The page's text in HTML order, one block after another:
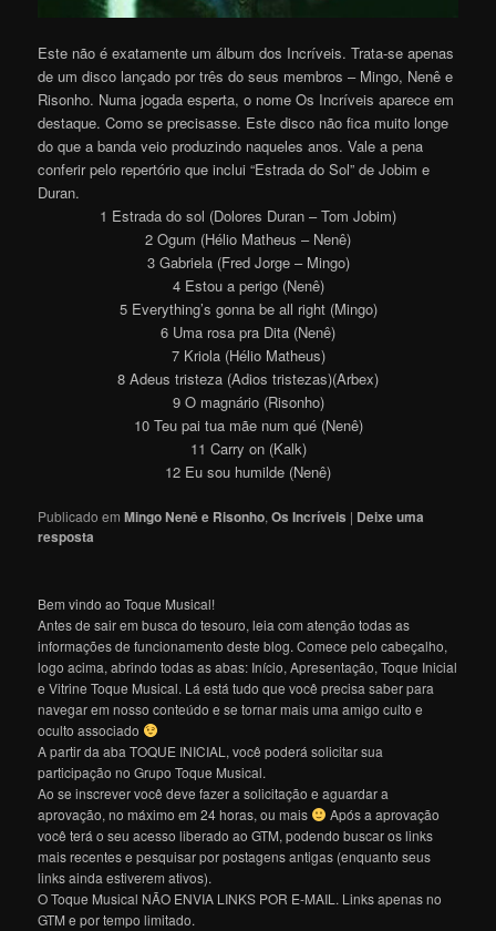
Este não é exatamente um álbum dos Incríveis. Trata-se apenas
de um disco lançado por três do seus membros – Mingo, Nenê e
Risonho. Numa jogada esperta, o nome Os Incríveis aparece em
destaque. Como se precisasse. Este disco não fica muito longe
do que a banda veio produzindo naqueles anos. Vale a pena
conferir pelo repertório que inclui “Estrada do Sol” de Jobim e
Duran.
1 Estrada do sol (Dolores Duran – Tom Jobim)
2 Ogum (Hélio Matheus – Nenê)
3 Gabriela (Fred Jorge – Mingo)
4 Estou a perigo (Nenê)
5 Everything’s gonna be all right (Mingo)
6 Uma rosa pra Dita (Nenê)
7 Kriola (Hélio Matheus)
8 Adeus tristeza (Adios tristezas)(Arbex)
9 O magnário (Risonho)
10 Teu pai tua mãe num qué (Nenê)
11 Carry on (Kalk)
12 Eu sou humilde (Nenê)
Publicado em Mingo Nenê e Risonho,Os Incríveis | Deixe uma
resposta
Bem vindo ao Toque Musical!
Antes de sair em busca do tesouro, leia com atenção todas as
informações de funcionamento deste blog. Comece pelo cabeçalho,
logo acima, abrindo todas as abas: Início, Apresentação, Toque Inicial
e Vitrine Toque Musical. Lá está tudo que você precisa saber para
navegar em nosso conteúdo e se tornar mais uma amigo culto e
oculto associado
A partir da aba TOQUE INICIAL, você poderá solicitar sua
participação no Grupo Toque Musical.
Ao se inscrever você deve fazer a solicitação e aguardar a
aprovação, no máximo em 24 horas, ou mais
Após a aprovação
você terá o seu acesso liberado ao GTM, podendo buscar os links
mais recentes e pesquisar por postagens antigas (enquanto seus
links ainda estiverem ativos).
O Toque Musical NÃO ENVIA LINKS POR E-MAIL. Links apenas no
GTM e por tempo limitado.